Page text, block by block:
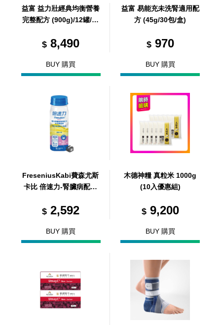
益富 益力壯經典均衡營養
完整配方 (900g)/12罐/箱
$8,490
BUY 購買
益富 易能充未洗腎適用配
方 (45g/30包/盒)
$970
BUY 購買
FreseniusKabi費森尤斯
卡比 倍速力-腎臟病配方
l/24瓶/箱 (共1箱)
$2,592
BUY 購買
木德神糧 真粒米 1000g
(10入優惠組)
$9,200
BUY 購買